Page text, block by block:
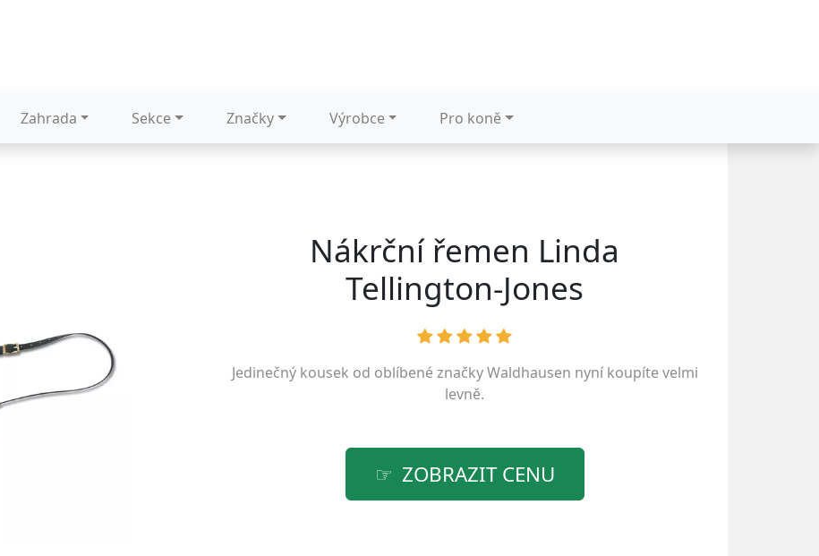
Zahrada Sekce Značky Výrobce Pro koně
Nákrční řemen Linda
Tellington-Jones
Jedinečný kousek od oblíbené značkyWaldhausen nyní koupíte velmi
levně.
ZOBRAZIT CENU